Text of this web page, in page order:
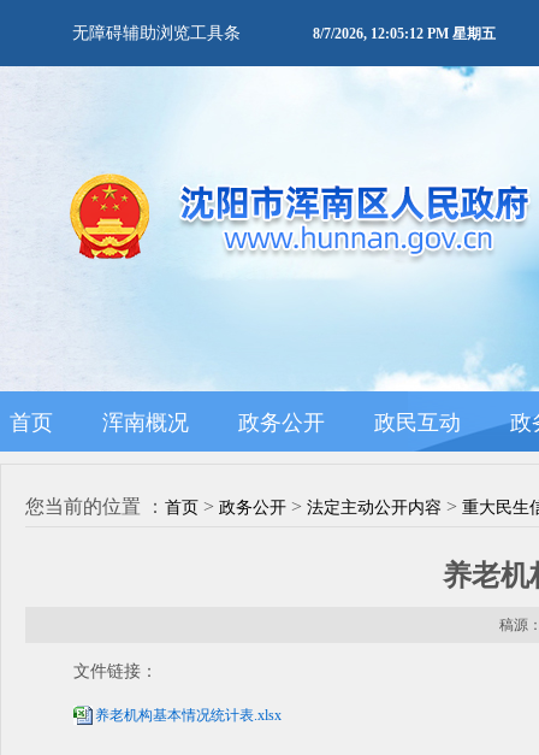
无障碍辅助浏览工具条 8/7/2026, 12:05:12 PM 星期五
首页 浑南概况 政务公开 政民互动 政
您当前的位置 ： 首页 > 政务公开 > 法定主动公开内容 > 重大民生
养老机
稿源
文件链接：
养老机构基本情况统计表.xlsx